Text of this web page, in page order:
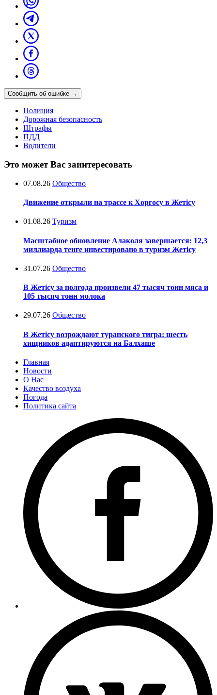
Сообщить об ошибке →
Полиция
Дорожная безопасность
Штрафы
ПДД
Водители
Это может Вас заинтересовать
07.08.26 Общество
Движение открыли на трассе к Хоргосу в Жетісу
01.08.26 Туризм
Масштабное обновление Алаколя завершается: 12,3
миллиарда тенге инвестировано в туризм Жетісу
31.07.26 Общество
В Жетісу за полгода произвели 47 тысяч тонн мяса и
105 тысяч тонн молока
29.07.26 Общество
В Жетісу возрождают туранского тигра: шесть
хищников адаптируются на Балхаше
Главная
Новости
О Нас
Качество воздуха
Погода
Политика сайта